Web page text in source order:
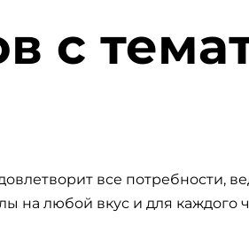
с
все потребности,
на любой вкус и для каждого